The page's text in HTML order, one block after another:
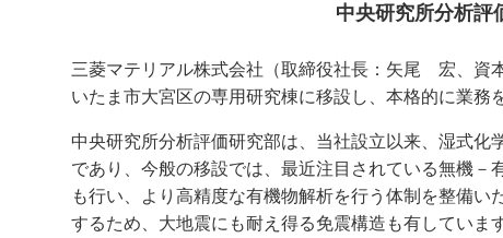
中央研究所分析評
三菱マテリアル株式会社（取締役社長：矢尾 宏、資
いたま市大宮区の専用研究棟に移設し、本格的に業務
中央研究所分析評価研究部は、当社設立以来、湿式
であり、今般の移設では、最近注目されている無機
も行い、より高精度な有機物解析を行う体制を整備
するため、大地震にも耐え得る免震構造も有しています